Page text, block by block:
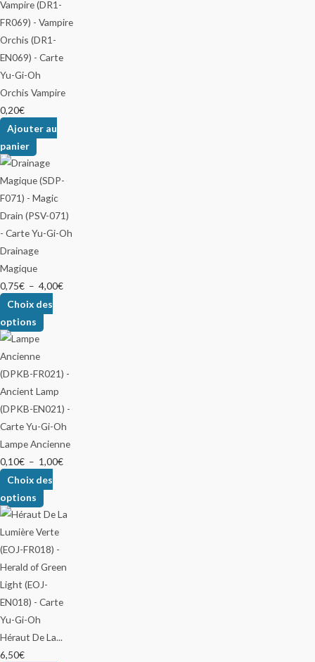
Orchis Vampire
0,20€
Ajouter au
panier
Drainage
Magique
0,75€ – 4,00€
Choix des
options
Lampe Ancienne
0,10€ – 1,00€
Choix des
options
Héraut De La...
6,50€